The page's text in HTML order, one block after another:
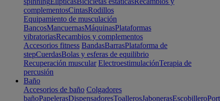
complementosCintasRodillos
Equipamiento de musculación
BancosMancuernasMáquinasPlataformas
vibratoriasRecambios y complementos
Accesorios fitness BandasBarrasPlataforma de
stepCuerdasBolas y esferas de equilibrio
Recuperación muscular ElectroestimulaciónTerapia de
percusión
Baño
Accesorios de baño Colgadores
bañoPapelerasDispensadoresToallerosJabonerasEscobillero